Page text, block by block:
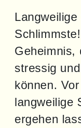
Geheimnis,
stressig
können.
langweilige
ergehen